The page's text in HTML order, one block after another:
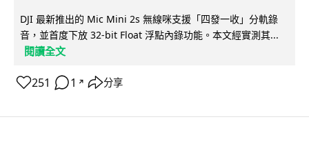
DJI 最新推出的 Mic Mini 2s 無線咪支援「四發一收」分軌錄
音，並首度下放 32-bit Float 浮點內錄功能。本文經實測其...
閱讀全文
251 1 ↗ 分享